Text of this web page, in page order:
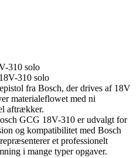
310 solo
fra Bosch, der drives af 18V
materialeflowet med ni
aftrækker.
GCG 18V-310 er udvalgt for
og kompatibilitet med Bosch
et professionelt
i mange typer opgaver.